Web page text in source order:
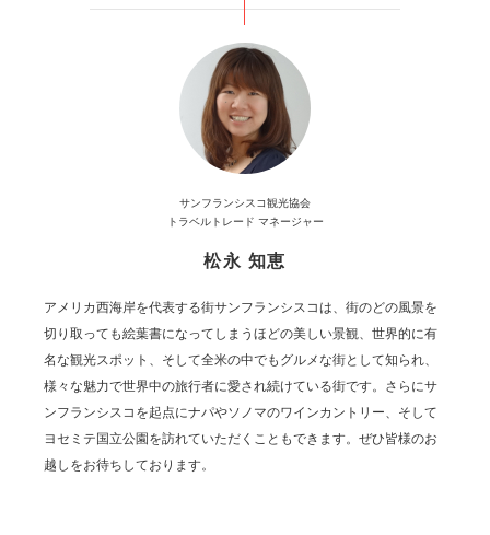
サンフランシスコ観光協会
トラベルトレード マネージャー
松永 知恵
アメリカ西海岸を代表する街サンフランシスコは、街のどの風景を
切り取っても絵葉書になってしまうほどの美しい景観、世界的に有
名な観光スポット、そして全米の中でもグルメな街として知られ、
様々な魅力で世界中の旅行者に愛され続けている街です。さらにサ
ンフランシスコを起点にナパやソノマのワインカントリー、そして
ヨセミテ国立公園を訪れていただくこともできます。ぜひ皆様のお
越しをお待ちしております。